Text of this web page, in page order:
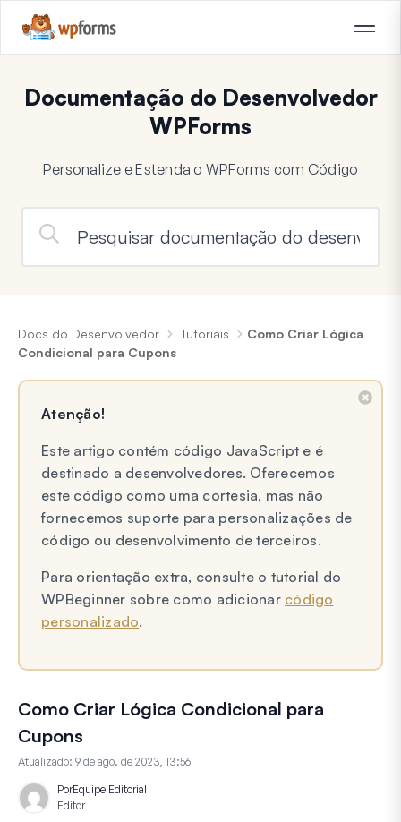
Documentação do Desenvolvedor
WPForms
Personalize e Estenda o WPForms com Código
Docs do Desenvolvedor Tutoriais
Como Criar Lógica
Condicional para Cupons
Atenção!
Este artigo contém código JavaScript e é
destinado a desenvolvedores. Oferecemos
este código como uma cortesia, mas não
fornecemos suporte para personalizações de
código ou desenvolvimento de terceiros.
Para orientação extra, consulte o tutorial do
WPBeginner sobre como adicionar código
personalizado.
Como Criar Lógica Condicional para
Cupons
Atualizado: 9 de ago. de 2023, 13:56
PorEquipe Editorial
Editor